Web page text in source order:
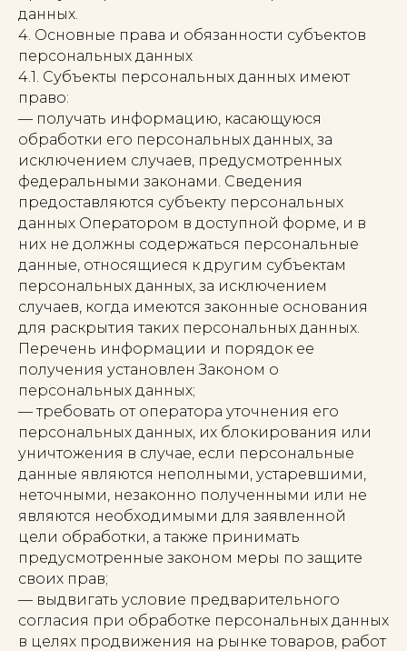
данных.
4. Основные права и обязанности субъектов
персональных данных
4.1. Субъекты персональных данных имеют
право:
— получать информацию, касающуюся
обработки его персональных данных, за
исключением случаев, предусмотренных
федеральными законами. Сведения
предоставляются субъекту персональных
данных Оператором в доступной форме, и в
них не должны содержаться персональные
данные, относящиеся к другим субъектам
персональных данных, за исключением
случаев, когда имеются законные основания
для раскрытия таких персональных данных.
Перечень информации и порядок ее
получения установлен Законом о
персональных данных;
— требовать от оператора уточнения его
персональных данных, их блокирования или
уничтожения в случае, если персональные
данные являются неполными, устаревшими,
неточными, незаконно полученными или не
являются необходимыми для заявленной
цели обработки, а также принимать
предусмотренные законом меры по защите
своих прав;
— выдвигать условие предварительного
согласия при обработке персональных данных
в целях продвижения на рынке товаров, работ